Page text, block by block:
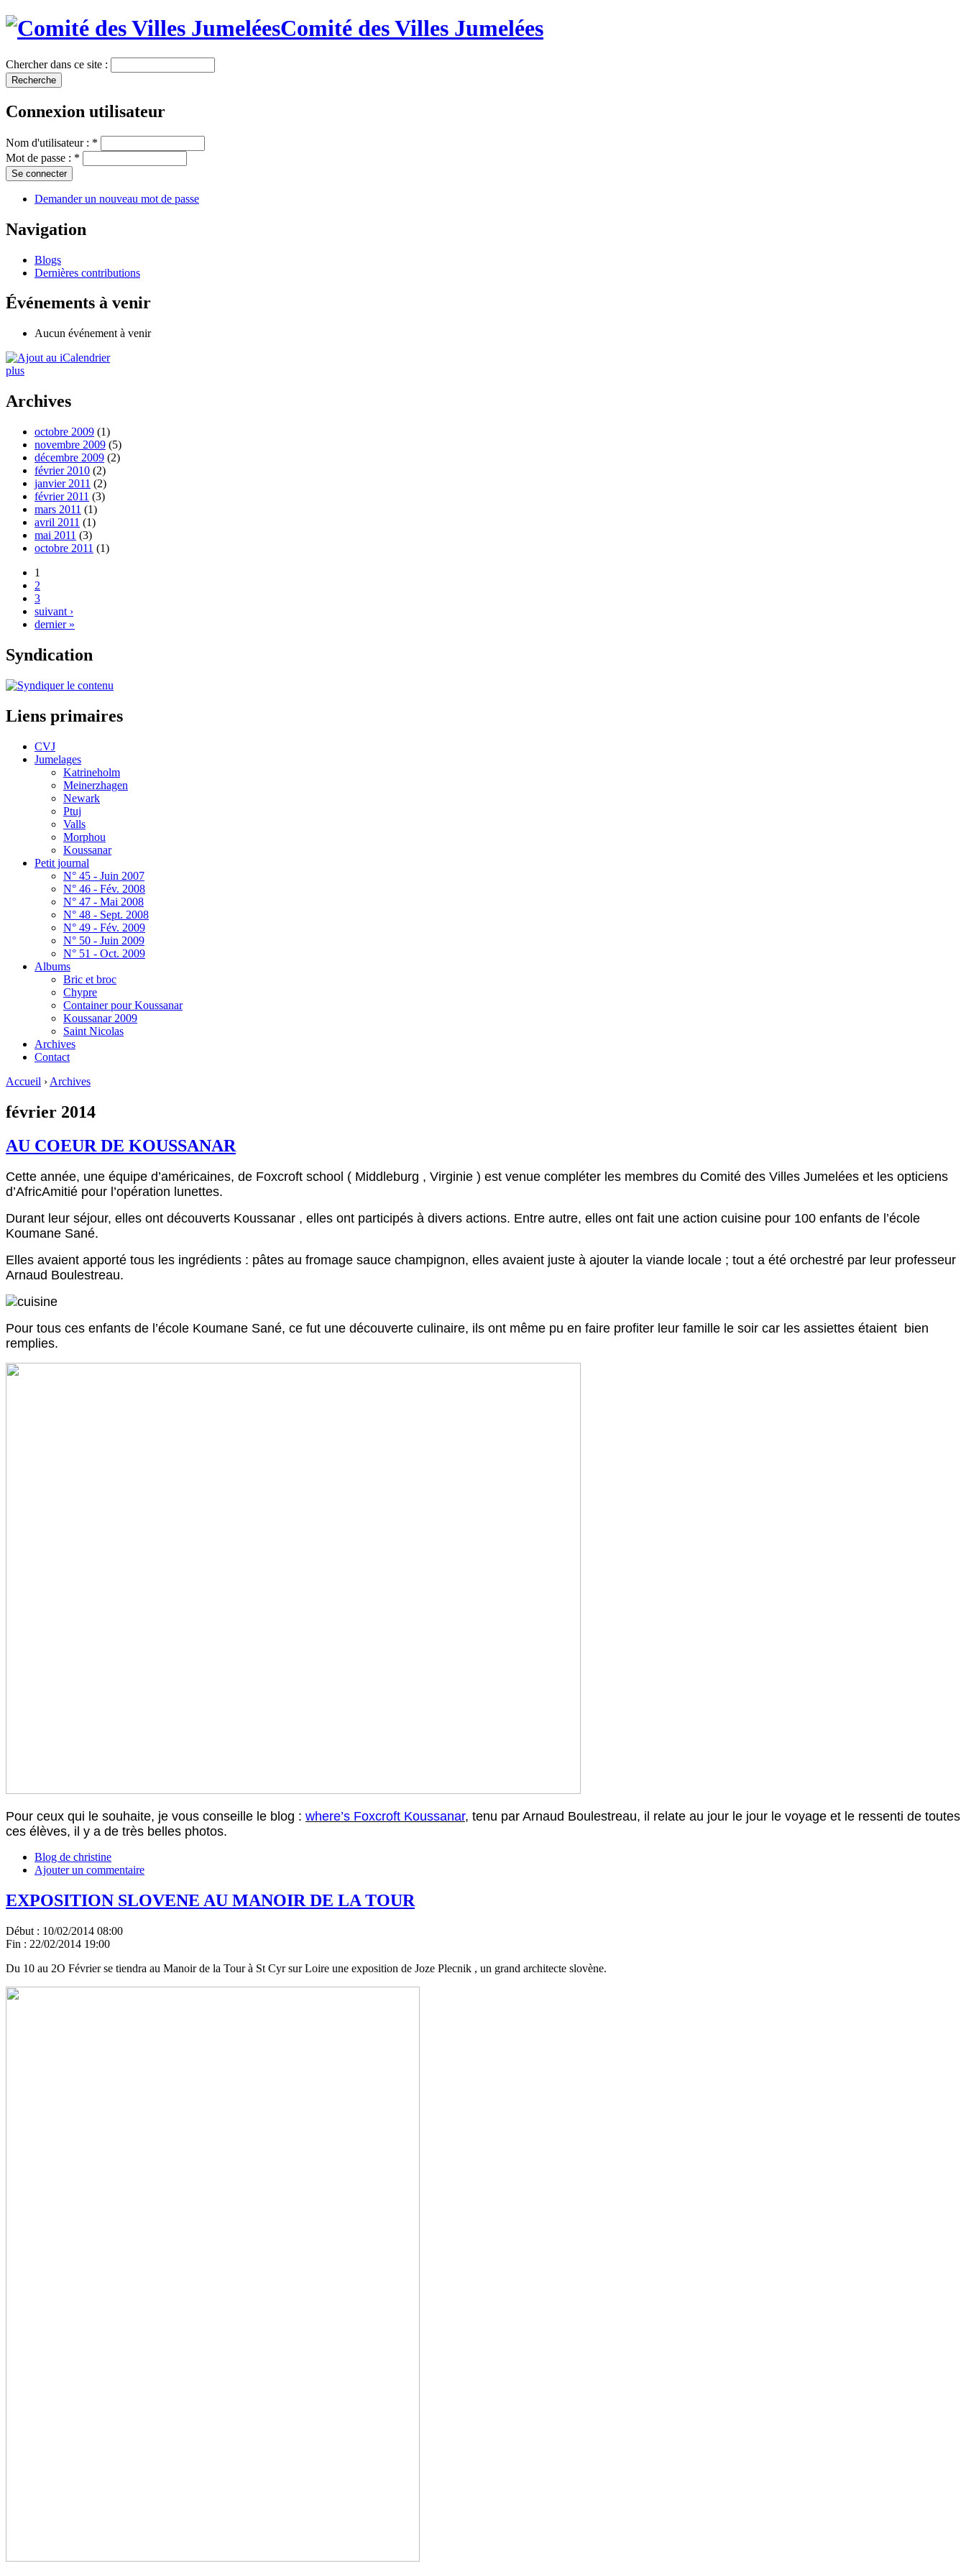
Comité des Villes Jumelées
Chercher dans ce site :
Connexion utilisateur
Nom d'utilisateur : *
Mot de passe : *
Demander un nouveau mot de passe
Navigation
Blogs
Dernières contributions
Événements à venir
Aucun événement à venir
plus
Archives
octobre 2009 (1)
novembre 2009 (5)
décembre 2009 (2)
février 2010 (2)
janvier 2011 (2)
février 2011 (3)
mars 2011 (1)
avril 2011 (1)
mai 2011 (3)
octobre 2011 (1)
1
2
3
suivant ›
dernier »
Syndication
Liens primaires
CVJ
Jumelages
Katrineholm
Meinerzhagen
Newark
Ptuj
Valls
Morphou
Koussanar
Petit journal
N° 45 - Juin 2007
N° 46 - Fév. 2008
N° 47 - Mai 2008
N° 48 - Sept. 2008
N° 49 - Fév. 2009
N° 50 - Juin 2009
N° 51 - Oct. 2009
Albums
Bric et broc
Chypre
Container pour Koussanar
Koussanar 2009
Saint Nicolas
Archives
Contact
Accueil › Archives
février 2014
AU COEUR DE KOUSSANAR
Cette année, une équipe d’américaines, de Foxcroft school ( Middleburg , Virginie ) est venue compléter les membres du Comité des Villes Jumelées et les opticiens
d’AfricAmitié pour l’opération lunettes.
Durant leur séjour, elles ont découverts Koussanar , elles ont participés à divers actions. Entre autre, elles ont fait une action cuisine pour 100 enfants de l’école
Koumane Sané.
Elles avaient apporté tous les ingrédients : pâtes au fromage sauce champignon, elles avaient juste à ajouter la viande locale ; tout a été orchestré par leur professeur
Arnaud Boulestreau.
Pour tous ces enfants de l’école Koumane Sané, ce fut une découverte culinaire, ils ont même pu en faire profiter leur famille le soir car les assiettes étaient bien
remplies.
Pour ceux qui le souhaite, je vous conseille le blog : where’s Foxcroft Koussanar, tenu par Arnaud Boulestreau, il relate au jour le jour le voyage et le ressenti de toutes
ces élèves, il y a de très belles photos.
Blog de christine
Ajouter un commentaire
EXPOSITION SLOVENE AU MANOIR DE LA TOUR
Début : 10/02/2014 08:00
Fin : 22/02/2014 19:00
Du 10 au 2O Février se tiendra au Manoir de la Tour à St Cyr sur Loire une exposition de Joze Plecnik , un grand architecte slovène.